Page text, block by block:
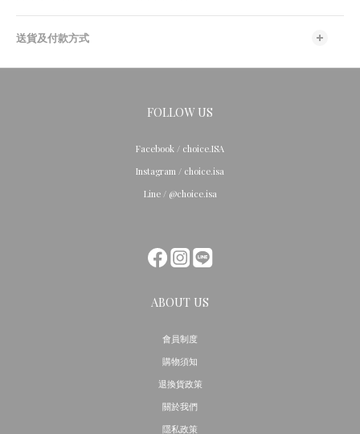
送貨及付款方式
FOLLOW US
Facebook / choice.ISA
Instagram / choice.isa
Line / @choice.isa
ABOUT US
會員制度
購物須知
退換貨政策
關於我們
隱私政策